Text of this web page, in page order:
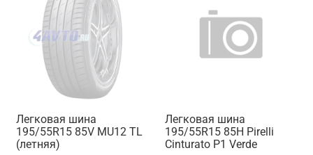
Легковая шина
195/55R15 85V MU12 TL
(летняя)
Легковая шина
195/55R15 85H Pirelli
Cinturato P1 Verde